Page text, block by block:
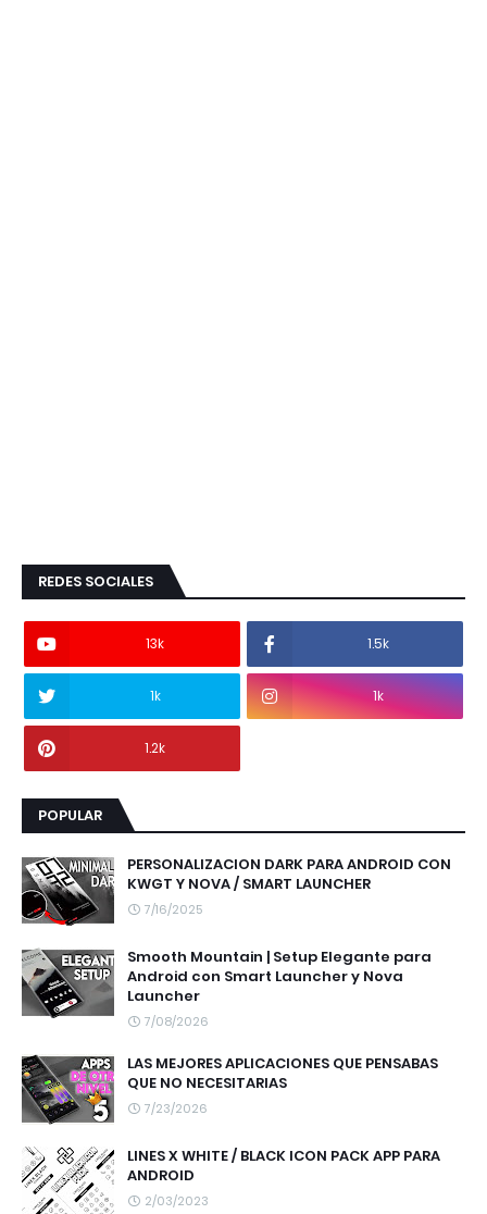
REDES SOCIALES
13k 1.5k
1k 1k
1.2k
POPULAR
PERSONALIZACION DARK PARA ANDROID CON
KWGT Y NOVA / SMART LAUNCHER
7/16/2025
Smooth Mountain | Setup Elegante para
Android con Smart Launcher y Nova
Launcher
7/08/2026
LAS MEJORES APLICACIONES QUE PENSABAS
QUE NO NECESITARIAS
7/23/2026
LINES X WHITE / BLACK ICON PACK APP PARA
ANDROID
2/03/2023